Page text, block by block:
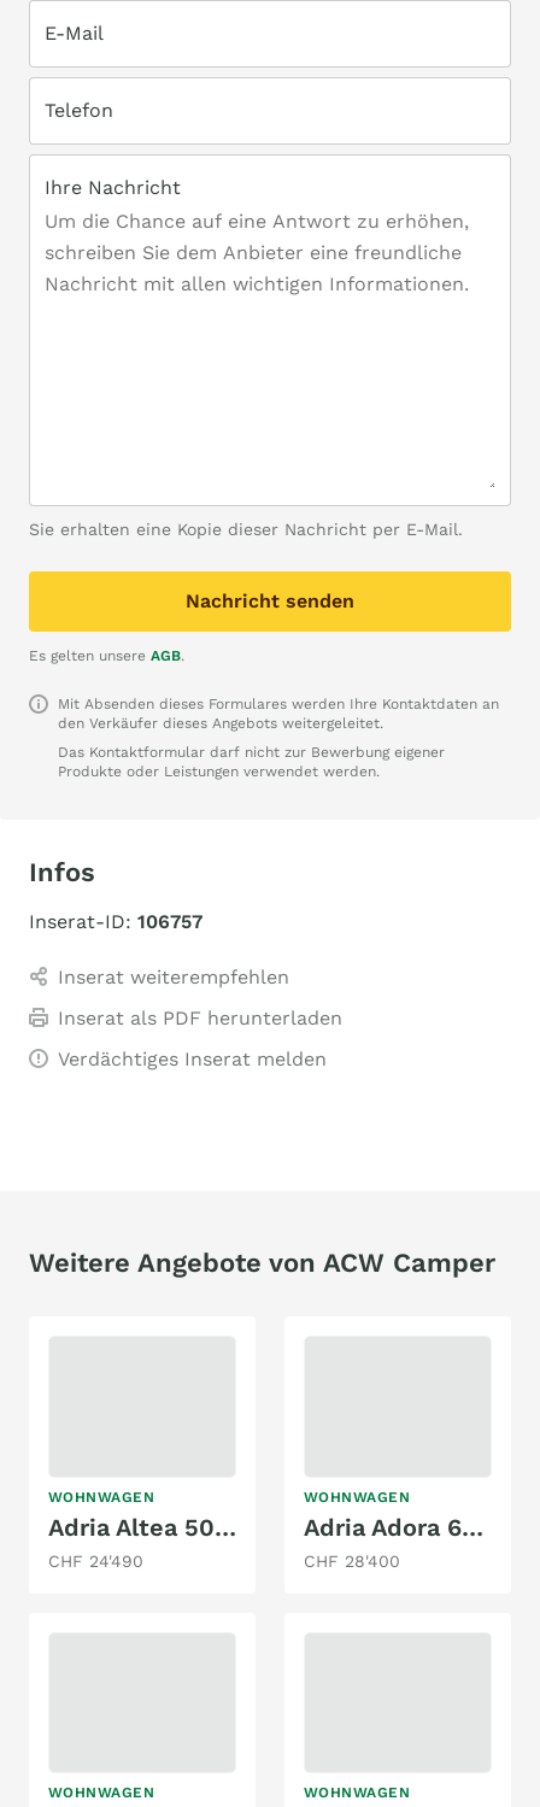
E-Mail
Telefon
Ihre Nachricht
Sie erhalten eine Kopie dieser Nachricht per E-Mail.
Nachricht senden
Es gelten unsere AGB.
Mit Absenden dieses Formulares werden Ihre Kontaktdaten an
den Verkäufer dieses Angebots weitergeleitet.
Das Kontaktformular darf nicht zur Bewerbung eigener
Produkte oder Leistungen verwendet werden.
Infos
Inserat-ID: 106757
Inserat weiterempfehlen
Inserat als PDF herunterladen
Verdächtiges Inserat melden
Weitere Angebote von ACW Camper
WOHNWAGEN
Adria Altea 502 UL
CHF 24'490
WOHNWAGEN
Adria Adora 613 PK
CHF 28'400
WOHNWAGEN WOHNWAGEN